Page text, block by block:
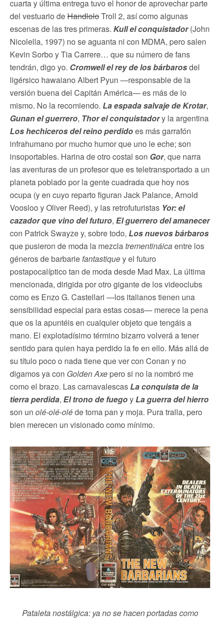
cuarta y última entrega tuvo el honor de aprovechar parte
del vestuario deHandloloTroll 2, así como algunas
escenas de las tres primeras. Kull el conquistador(John
Nicolella, 1997) no se aguanta ni con MDMA, pero salen
Kevin Sorbo y Tia Carrere… que su número de fans
tendrán, digo yo. Cromwell el rey de los bárbarosdel
ligérsico hawaiano Albert Pyun —responsable de la
versión buena del Capitán América— es más de lo
mismo. No la recomiendo. La espada salvaje de Krotar,
Gunan el guerrero, Thor el conquistadory la argentina
Los hechiceros del reino perdidoes más garrafón
infrahumano por mucho humor que uno le eche; son
insoportables. Harina de otro costal son Gor, que narra
las aventuras de un profesor que es teletransportado a un
planeta poblado por la gente cuadrada que hoy nos
ocupa (y en cuyo reparto figuran Jack Palance, Arnold
Voosloo y Oliver Reed), y las retrofuturistas Yor: el
cazador que vino del futuro, El guerrero del amanecer
con Patrick Swayze y, sobre todo, Los nuevos bárbaros
que pusieron de moda la mezclatrementináicaentre los
géneros de barbariefantastiquey el futuro
postapocalíptico tan de moda desde Mad Max. La última
mencionada, dirigida por otro gigante de los videoclubs
como es Enzo G. Castellari —los italianos tienen una
sensibilidad especial para estas cosas— merece la pena
que os la apuntéis en cualquier objeto que tengáis a
mano. El explotadísimo término bizarro volverá a tener
sentido para quien haya perdido la fe en ello. Más allá de
su título poco o nada tiene que ver con Conan y no
digamos ya con Golden Axe pero si no la nombró me
como el brazo. Las carnavalescasLa conquista de la
tierra perdida, El trono de fuegoyLa guerra del hierro
son un olé-olé-oléde toma pan y moja. Pura tralla, pero
bien merecen un visionado como mínimo.
Pataleta nostálgica: ya no se hacen portadas como